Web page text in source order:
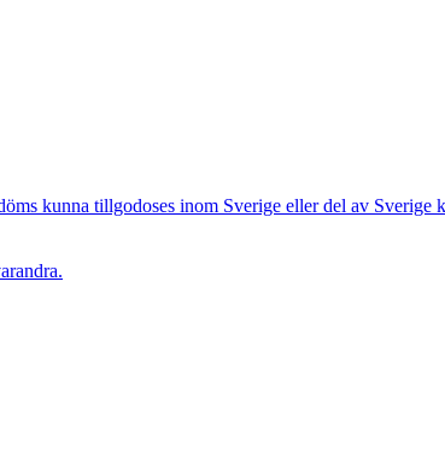
kunna tillgodoses inom Sverige eller del av